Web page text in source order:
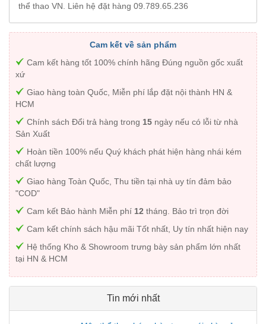
thể thao VN. Liên hệ đặt hàng 09.789.65.236
Cam kết về sản phẩm
Cam kết hàng tốt 100% chính hãng Đúng nguồn gốc xuất
xứ
Giao hàng toàn Quốc, Miễn phí lắp đặt nội thành HN &
HCM
Chính sách Đổi trả hàng trong 15 ngày nếu có lỗi từ nhà
Sản Xuất
Hoàn tiền 100% nếu Quý khách phát hiện hàng nhái kém
chất lượng
Giao hàng Toàn Quốc, Thu tiền tại nhà uy tín đảm bảo
"COD"
Cam kết Bảo hành Miễn phí 12 tháng. Bảo trì trọn đời
Cam kết chính sách hậu mãi Tốt nhất, Uy tín nhất hiện nay
Hệ thống Kho & Showroom trưng bày sản phẩm lớn nhất
tại HN & HCM
Tin mới nhất